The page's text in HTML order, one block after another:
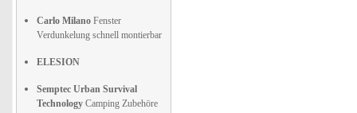
Carlo Milano Fenster
Verdunkelung schnell montierbar
ELESION
Semptec Urban Survival
Technology Camping Zubehöre